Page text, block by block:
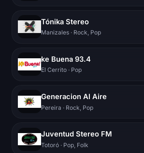
Tónika Stereo
Manizales · Rock, Pop
ke Buena 93.4
El Cerrito · Pop
Generacion Al Aire
Pereira · Rock, Pop
Juventud Stereo FM
Totoró · Pop, Folk